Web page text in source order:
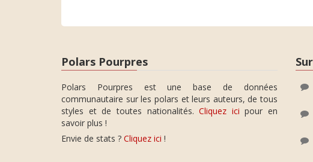
Polars Pourpres
Polars Pourpres est une base de données
communautaire sur les polars et leurs auteurs, de tous
styles et de toutes nationalités.Cliquez ici pour en
savoir plus !
Envie de stats ? Cliquez ici !